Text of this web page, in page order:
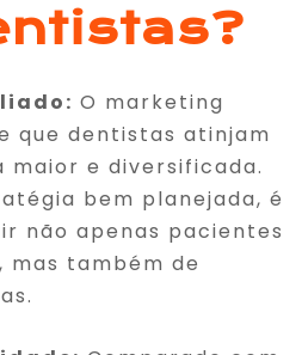
O marketing
que dentistas atinjam
maior e diversificada.
bem planejada, é
não apenas pacientes
mas também de